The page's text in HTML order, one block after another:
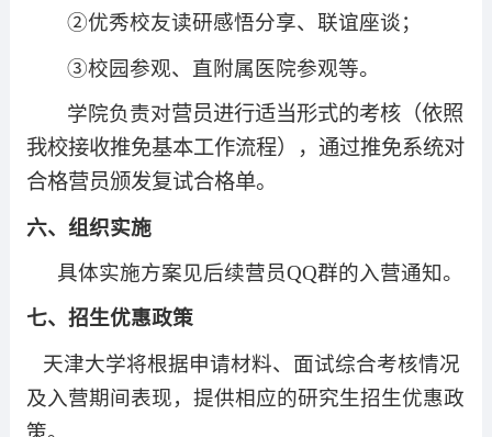
②优秀校友读研感悟分享、联谊座谈；
③校园参观、直附属医院参观等。
学院负责对营员进行适当形式的考核（依照
我校接收推免基本工作流程），通过推免系统对
合格营员颁发复试合格单。
六、组织实施
具体实施方案见后续营员QQ群的入营通知。
七、招生优惠政策
天津大学将根据申请材料、面试综合考核情况
及入营期间表现，提供相应的研究生招生优惠政
策。